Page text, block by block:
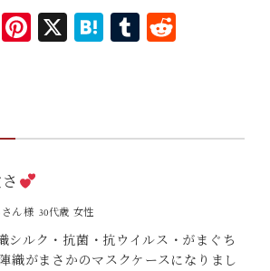
Li Pi
t
X H T
r
ん 様 30代歳 女性
シルク・抗菌・抗ウイルス・がまぐち
織がまさかのマスクケースになりまし